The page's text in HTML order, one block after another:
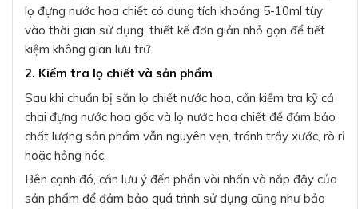
lọ đựng nước hoa chiết có dung tích khoảng 5-10ml tùy
vào thời gian sử dụng, thiết kế đơn giản nhỏ gọn để tiết
kiệm không gian lưu trữ.
2. Kiểm tra lọ chiết và sản phẩm
Sau khi chuẩn bị sẵn lọ chiết nước hoa, cần kiểm tra kỹ cả
chai đựng nước hoa gốc và lọ nước hoa chiết để đảm bảo
chất lượng sản phẩm vẫn nguyên vẹn, tránh trầy xước, rò rỉ
hoặc hỏng hóc.
Bên cạnh đó, cần lưu ý đến phần vòi nhấn và nắp đậy của
sản phẩm để đảm bảo quá trình sử dụng cũng như bảo